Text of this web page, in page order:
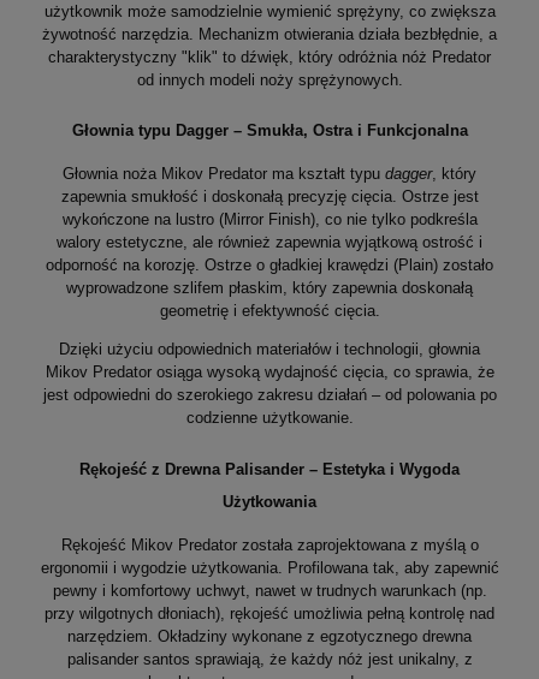
użytkownik może samodzielnie wymienić sprężyny, co zwiększa
żywotność narzędzia. Mechanizm otwierania działa bezbłędnie, a
charakterystyczny "klik" to dźwięk, który odróżnia nóż Predator
od innych modeli noży sprężynowych.
Głownia typu Dagger – Smukła, Ostra i Funkcjonalna
Głownia noża Mikov Predator ma kształt typu dagger, który
zapewnia smukłość i doskonałą precyzję cięcia. Ostrze jest
wykończone na lustro (Mirror Finish), co nie tylko podkreśla
walory estetyczne, ale również zapewnia wyjątkową ostrość i
odporność na korozję. Ostrze o gładkiej krawędzi (Plain) zostało
wyprowadzone szlifem płaskim, który zapewnia doskonałą
geometrię i efektywność cięcia.
Dzięki użyciu odpowiednich materiałów i technologii, głownia
Mikov Predator osiąga wysoką wydajność cięcia, co sprawia, że
jest odpowiedni do szerokiego zakresu działań – od polowania po
codzienne użytkowanie.
Rękojeść z Drewna Palisander – Estetyka i Wygoda
Użytkowania
Rękojeść Mikov Predator została zaprojektowana z myślą o
ergonomii i wygodzie użytkowania. Profilowana tak, aby zapewnić
pewny i komfortowy uchwyt, nawet w trudnych warunkach (np.
przy wilgotnych dłoniach), rękojeść umożliwia pełną kontrolę nad
narzędziem. Okładziny wykonane z egzotycznego drewna
palisander santos sprawiają, że każdy nóż jest unikalny, z